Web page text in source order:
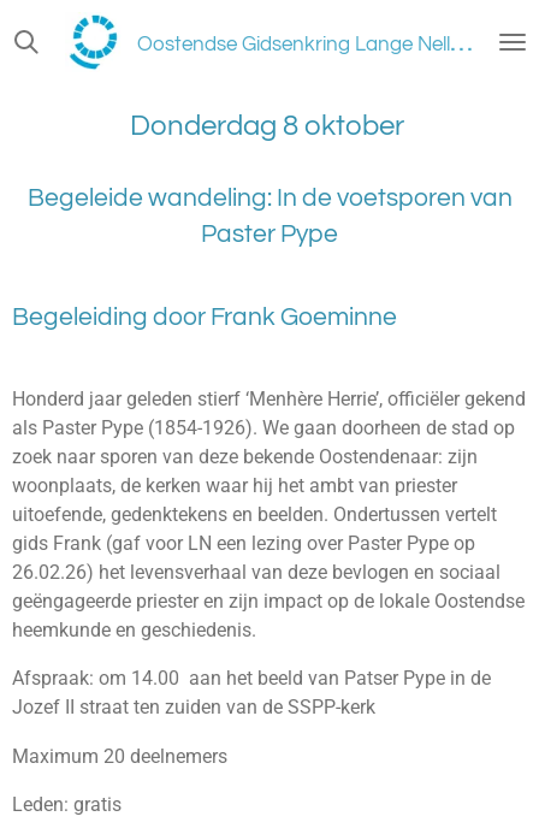
Ga
direct
O
ostendse Gidsenkring Lange Nelle vzw
Donderdag 8 oktober
Begeleide wandeling: In de voetsporen van
Paster Pype
Begeleiding door Frank Goeminne
Honderd jaar geleden stierf ‘Menhère Herrie’, officiëler gekend
als Paster Pype (1854-1926). We gaan doorheen de stad op
zoek naar sporen van deze bekende Oostendenaar: zijn
woonplaats, de kerken waar hij het ambt van priester
uitoefende, gedenktekens en beelden. Ondertussen vertelt
gids Frank (gaf voor LN een lezing over Paster Pype op
26.02.26) het levensverhaal van deze bevlogen en sociaal
geëngageerde priester en zijn impact op de lokale Oostendse
heemkunde en geschiedenis.
Afspraak: om 14.00 aan het beeld van Patser Pype in de
Jozef II straat ten zuiden van de SSPP-kerk
Maximum 20 deelnemers
Leden: gratis